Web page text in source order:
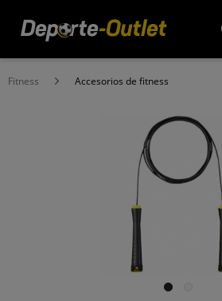
Fitness Accesorios de fitness